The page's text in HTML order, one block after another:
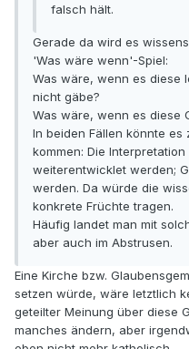
falsch hält.
Gerade da wird es
'Was wäre wenn'-Spiel:
Was wäre, wenn es diese
nicht gäbe?
Was wäre, wenn es diese
In beiden Fällen könnte
kommen: Die
weiterentwicklet werden;
werden. Da würde die
konkrete Früchte tragen.
Häufig landet man mit
aber auch im Abstrusen.
Eine Kirche bzw.
setzen würde, wäre letztlich
geteilter Meinung über diese
manches ändern, aber